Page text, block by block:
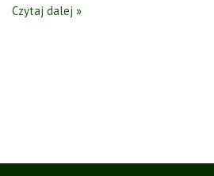
Czytaj dalej »